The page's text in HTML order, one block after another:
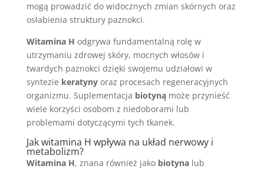
mogą prowadzić do widocznych zmian skórnych oraz
osłabienia struktury paznokci.
Witamina H odgrywa fundamentalną rolę w
utrzymaniu zdrowej skóry, mocnych włosów i
twardych paznokci dzięki swojemu udziałowi w
syntezie keratynyoraz procesach regeneracyjnych
organizmu. Suplementacja biotynąmoże przynieść
wiele korzyści osobom z niedoborami lub
problemami dotyczącymi tych tkanek.
Jak witamina H wpływa na układ nerwowy i
metabolizm?
Witamina H, znana również jako biotynalub